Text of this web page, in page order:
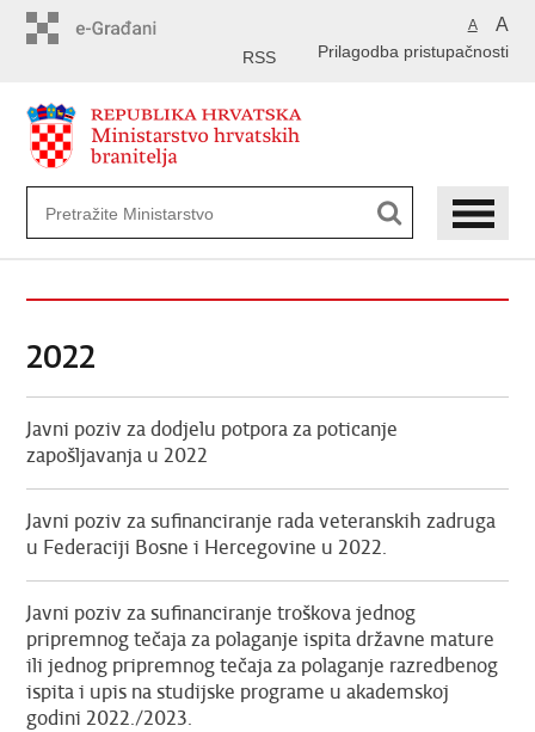
A A
Prilagodba pristupačnosti
RSS
2022
Javni poziv za dodjelu potpora za poticanje
zapošljavanja u 2022
Javni poziv za sufinanciranje rada veteranskih zadruga
u Federaciji Bosne i Hercegovine u 2022.
Javni poziv za sufinanciranje troškova jednog
pripremnog tečaja za polaganje ispita državne mature
ili jednog pripremnog tečaja za polaganje razredbenog
ispita i upis na studijske programe u akademskoj
godini 2022./2023.